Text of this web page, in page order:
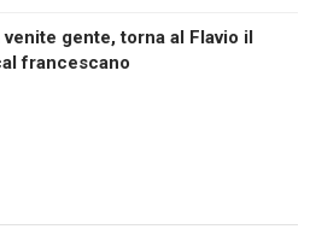
venite gente, torna al Flavio il
francescano